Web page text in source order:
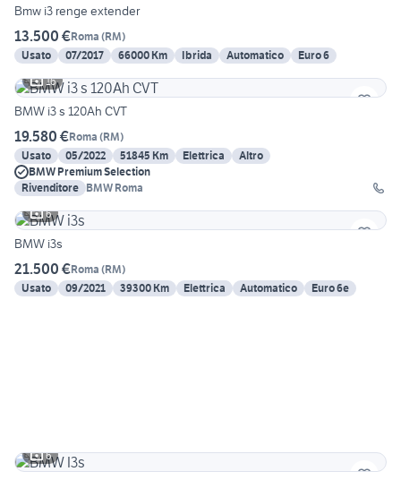
Bmw i3 renge extender
13.500 €Roma (RM)
Usato
07/2017 66000 Km Ibrida Automatico
Euro 6
16
BMW i3 s 120Ah CVT
19.580 €Roma (RM)
Usato
05/2022 51845 Km Elettrica
Altro
BMW Premium Selection
Rivenditore BMW Roma
6
BMW i3s
21.500 €Roma (RM)
Usato
09/2021 39300 Km Elettrica Automatico Euro 6e
6